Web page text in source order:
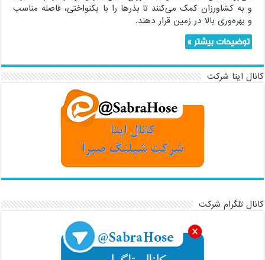
و به کشاورزان کمک می‌کنند تا بذرها را با یکنواختی، فاصله مناسب
و بهره‌وری بالا در زمین قرار دهند.
توضیحات بیشتر »
کانال ایتا شرکت
کانال تلگرام شرکت